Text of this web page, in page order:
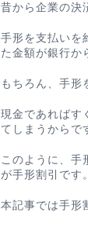
昔から企業の決
手形を支払いを
た金額が銀行か
もちろん、 手形
現金であればす
てしまうからで
このように、手
が手形割引 です。
本記事では手形